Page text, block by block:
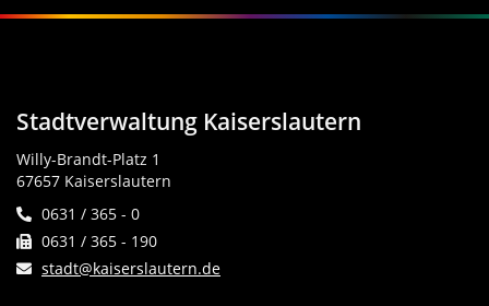
Stadtverwaltung Kaiserslautern
Willy-Brandt-Platz 1
67657 Kaiserslautern
0631 / 365 - 0
0631 / 365 - 190
stadt@kaiserslautern.de